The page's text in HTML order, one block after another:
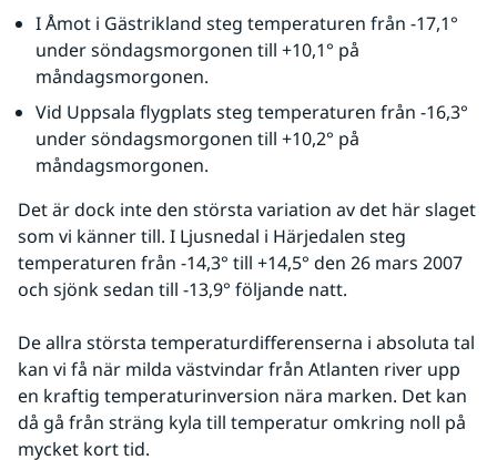
I Åmot i Gästrikland steg temperaturen från -17,1°
under söndagsmorgonen till +10,1° på
måndagsmorgonen.
Vid Uppsala flygplats steg temperaturen från -16,3°
under söndagsmorgonen till +10,2° på
måndagsmorgonen.
Det är dock inte den största variation av det här slaget
som vi känner till. I Ljusnedal i Härjedalen steg
temperaturen från -14,3° till +14,5° den 26 mars 2007
och sjönk sedan till -13,9° följande natt.
De allra största temperaturdifferenserna i absoluta tal
kan vi få när milda västvindar från Atlanten river upp
en kraftig temperaturinversion nära marken. Det kan
då gå från sträng kyla till temperatur omkring noll på
mycket kort tid.